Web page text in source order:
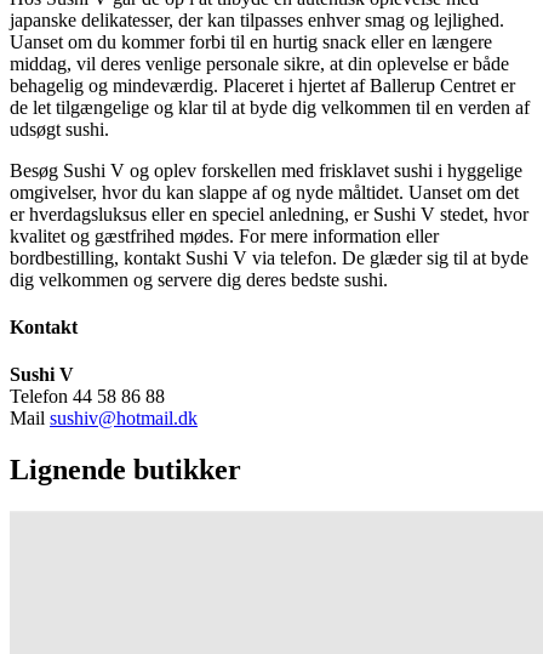
japanske delikatesser, der kan tilpasses enhver smag og lejlighed.
Uanset om du kommer forbi til en hurtig snack eller en længere
middag, vil deres venlige personale sikre, at din oplevelse er både
behagelig og mindeværdig. Placeret i hjertet af Ballerup Centret er
de let tilgængelige og klar til at byde dig velkommen til en verden af
udsøgt sushi.
Besøg Sushi V og oplev forskellen med frisklavet sushi i hyggelige
omgivelser, hvor du kan slappe af og nyde måltidet. Uanset om det
er hverdagsluksus eller en speciel anledning, er Sushi V stedet, hvor
kvalitet og gæstfrihed mødes. For mere information eller
bordbestilling, kontakt Sushi V via telefon. De glæder sig til at byde
dig velkommen og servere dig deres bedste sushi.
Kontakt
Sushi V
Telefon 44 58 86 88
Mail sushiv@hotmail.dk
Lignende butikker